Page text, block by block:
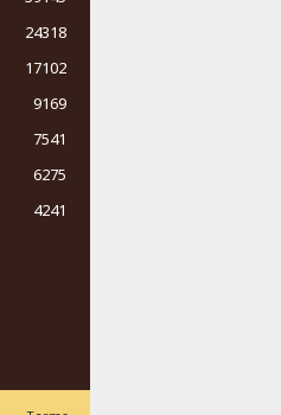
24318
17102
9169
7541
6275
4241